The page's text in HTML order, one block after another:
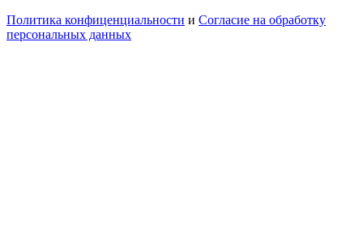
Политика конфиценциальности и Согласие на обработку
персональных данных